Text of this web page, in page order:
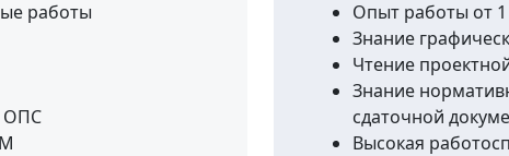
работы
ОПС
Опыт работы от
Знание
Чтение
Знание
сдаточной
Высокая